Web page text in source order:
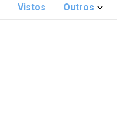
Vistos Outros